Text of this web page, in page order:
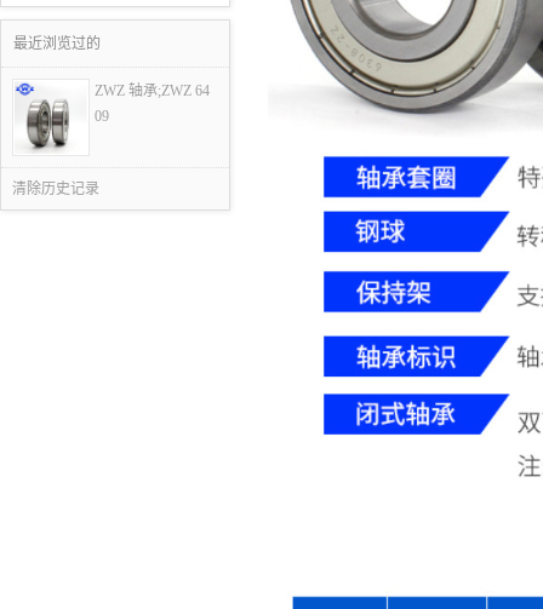
最近浏览过的
ZWZ 轴承;ZWZ 64
09
清除历史记录